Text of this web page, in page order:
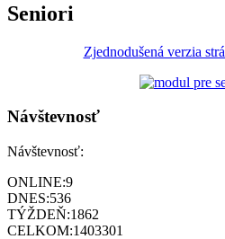
Seniori
Zjednodušená verzia
Návštevnosť
Návštevnosť:
ONLINE:9
DNES:536
TÝŽDEŇ:1862
CELKOM:1403301